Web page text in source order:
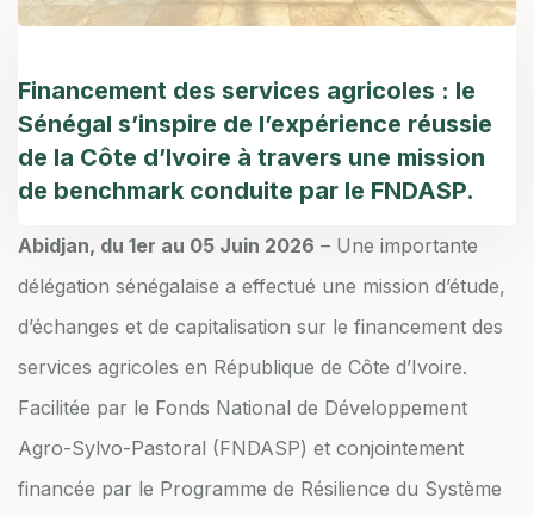
Financement des services agricoles : le
Sénégal s’inspire de l’expérience réussie
de la Côte d’Ivoire à travers une mission
de benchmark conduite par le FNDASP.
Abidjan, du 1er au 05 Juin 2026 – Une importante
délégation sénégalaise a effectué une mission d’étude,
d’échanges et de capitalisation sur le financement des
services agricoles en République de Côte d’Ivoire.
Facilitée par le Fonds National de Développement
Agro-Sylvo-Pastoral (FNDASP) et conjointement
financée par le Programme de Résilience du Système